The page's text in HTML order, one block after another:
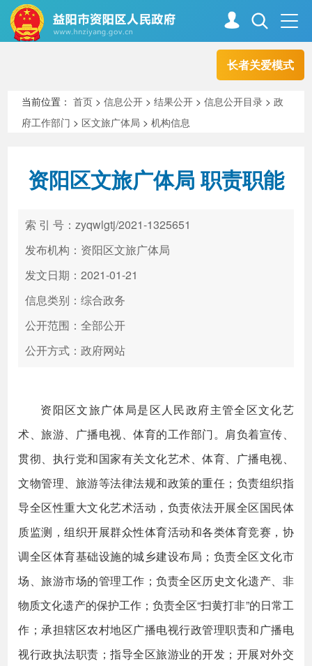
长者关爱模式
走进资阳
新闻中心 解读回应
政务服务
高效办成一件事
当前位置：首页 >信息公开 >结果公开 >信息公开目录 >政
府工作部门 > 区文旅广体局 >机构信息
资阳区文旅广体局 职责职能
索 引 号：zyqwlgtj/2021-1325651
发布机构：资阳区文旅广体局
发文日期：2021-01-21
信息类别：综合政务
公开范围：全部公开
公开方式：政府网站
资阳区文旅广体局是区人民政府主管全区文化艺
术、旅游、广播电视、体育的工作部门。肩负着宣传、
贯彻、执行党和国家有关文化艺术、体育、广播电视、
文物管理、旅游等法律法规和政策的重任；负责组织指
导全区性重大文化艺术活动，负责依法开展全区国民体
质监测，组织开展群众性体育活动和各类体育竞赛，协
调全区体育基础设施的城乡建设布局；负责全区文化市
场、旅游市场的管理工作；负责全区历史文化遗产、非
物质文化遗产的保护工作；负责全区“扫黄打非”的日常工
作；承担辖区农村地区广播电视行政管理职责和广播电
视行政执法职责；指导全区旅游业的开发；开展对外交